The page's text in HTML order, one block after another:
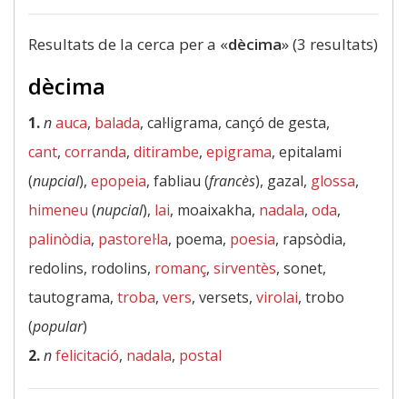
Resultats de la cerca per a «dècima» (3 resultats)
dècima
1.nauca, balada, cal·ligrama, cançó de gesta,
cant, corranda, ditirambe, epigrama, epitalami
(nupcial), epopeia, fabliau (francès), gazal, glossa,
himeneu (nupcial), lai, moaixakha, nadala, oda,
palinòdia, pastorel·la, poema, poesia, rapsòdia,
redolins, rodolins, romanç, sirventès, sonet,
tautograma, troba, vers, versets, virolai, trobo
(popular)
2.nfelicitació, nadala, postal